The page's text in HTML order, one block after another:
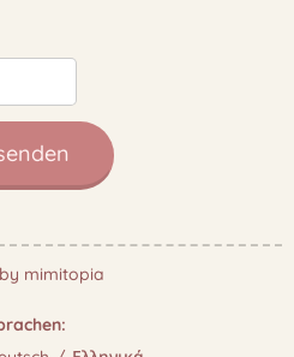
mimitopia